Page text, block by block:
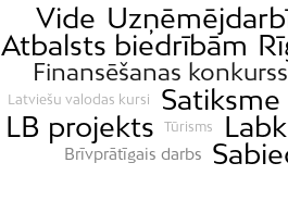
Vide
Atbalsts biedrībām
Finansēšanas konkurss
Latviešu valodas kursi Satiksme
LB projekts
Tūrisms
Brīvprātīgais darbs